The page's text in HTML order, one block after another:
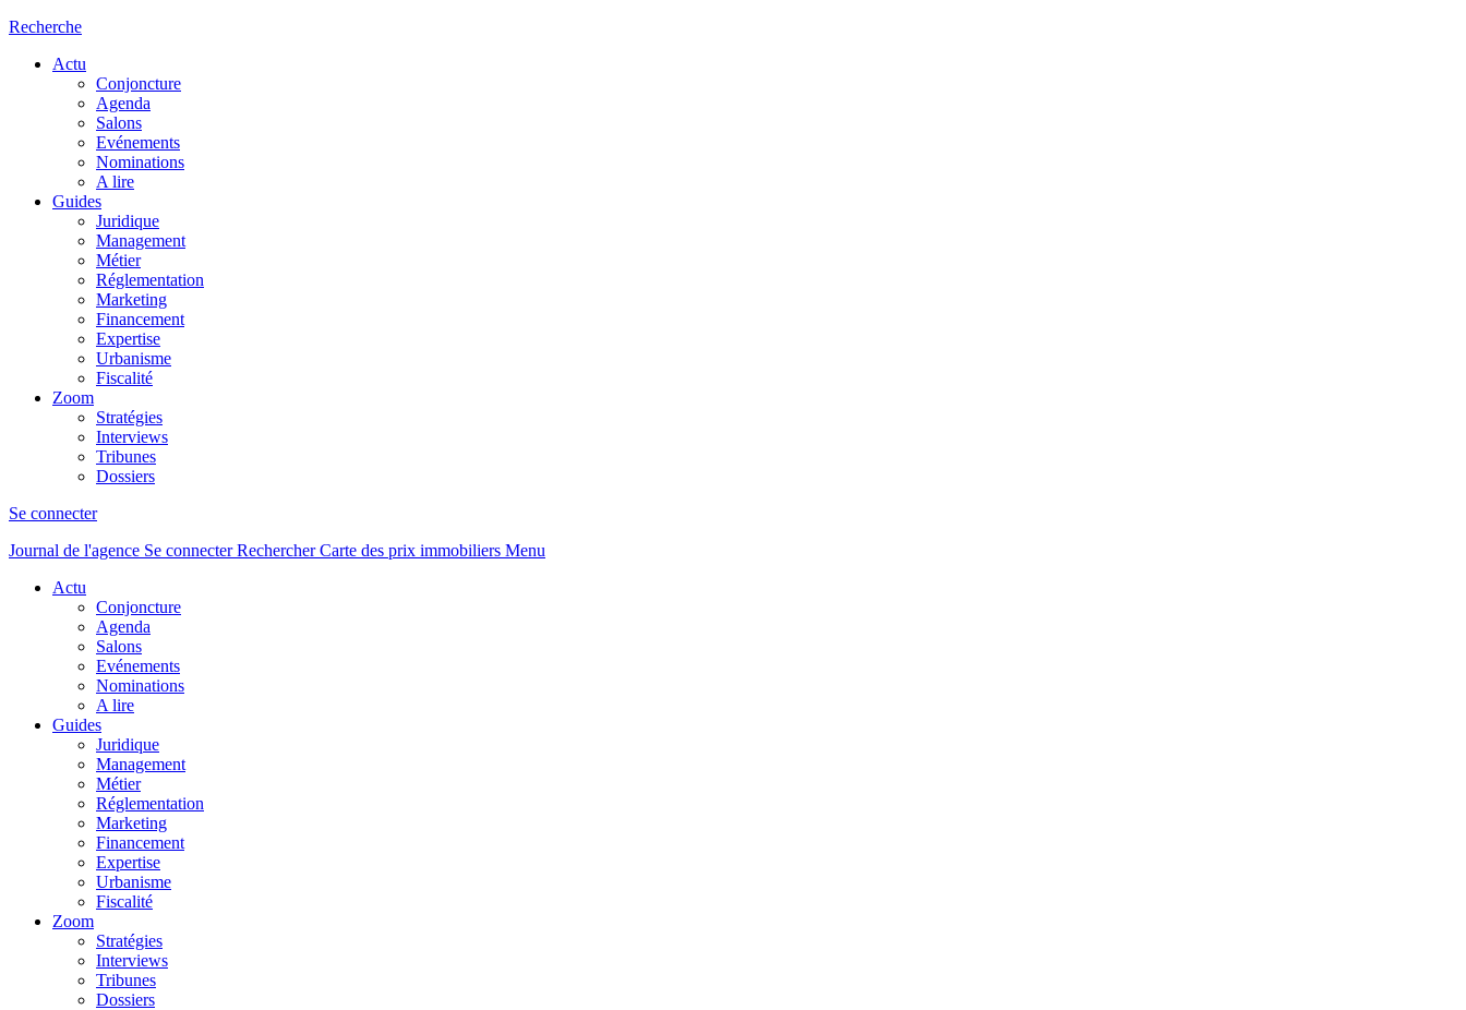
Recherche
Actu
Conjoncture
Agenda
Salons
Evénements
Nominations
A lire
Guides
Juridique
Management
Métier
Réglementation
Marketing
Financement
Expertise
Urbanisme
Fiscalité
Zoom
Stratégies
Interviews
Tribunes
Dossiers
Se connecter
Journal de l'agence Se connecterRechercher Carte des prix immobiliers Menu
Actu
Conjoncture
Agenda
Salons
Evénements
Nominations
A lire
Guides
Juridique
Management
Métier
Réglementation
Marketing
Financement
Expertise
Urbanisme
Fiscalité
Zoom
Stratégies
Interviews
Tribunes
Dossiers